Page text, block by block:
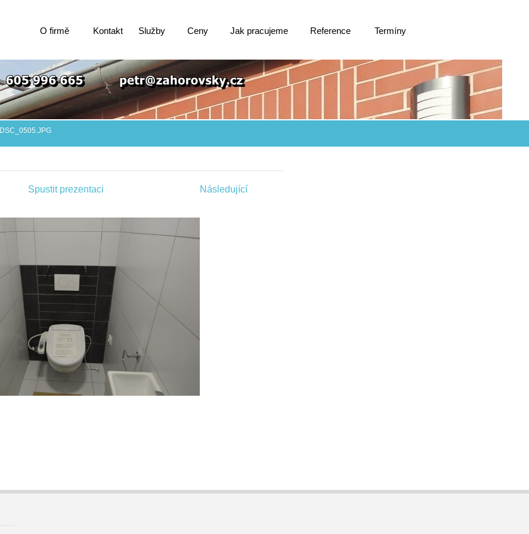
O firmě Kontakt Služby Ceny Jak pracujeme Reference Termíny
DSC_0505.JPG
Spustit prezentaci Následující